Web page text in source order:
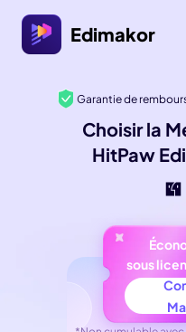
Edimakor
Garantie de
Choisir la
HitPaw
sous